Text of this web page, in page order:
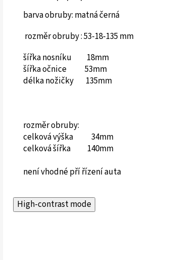
barva obruby: matná černá
rozměr obruby : 53-18-135 mm
šířka nosníku 18mm
šířka očnice 53mm
délka nožičky 135mm
rozměr obruby:
celková výška 34mm
celková šířka 140mm
není vhodné pří řízení auta
High-contrast mode